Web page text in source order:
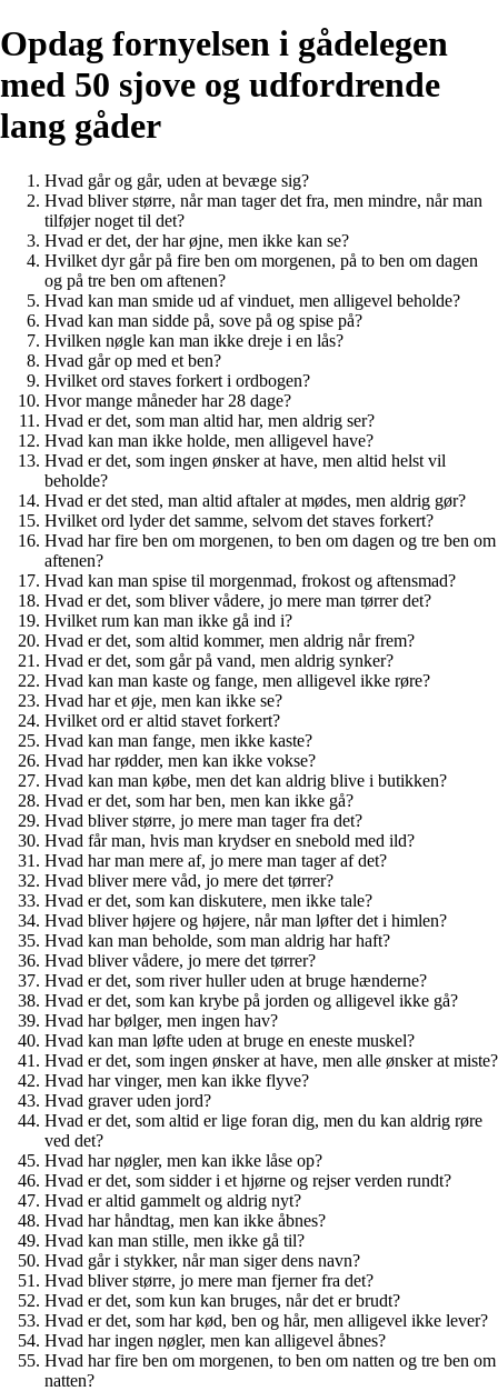
Opdag fornyelsen i gådelegen
med 50 sjove og udfordrende
lang gåder
Hvad går og går, uden at bevæge sig?
Hvad bliver større, når man tager det fra, men mindre, når man
tilføjer noget til det?
Hvad er det, der har øjne, men ikke kan se?
Hvilket dyr går på fire ben om morgenen, på to ben om dagen
og på tre ben om aftenen?
Hvad kan man smide ud af vinduet, men alligevel beholde?
Hvad kan man sidde på, sove på og spise på?
Hvilken nøgle kan man ikke dreje i en lås?
Hvad går op med et ben?
Hvilket ord staves forkert i ordbogen?
Hvor mange måneder har 28 dage?
Hvad er det, som man altid har, men aldrig ser?
Hvad kan man ikke holde, men alligevel have?
Hvad er det, som ingen ønsker at have, men altid helst vil
beholde?
Hvad er det sted, man altid aftaler at mødes, men aldrig gør?
Hvilket ord lyder det samme, selvom det staves forkert?
Hvad har fire ben om morgenen, to ben om dagen og tre ben om
aftenen?
Hvad kan man spise til morgenmad, frokost og aftensmad?
Hvad er det, som bliver vådere, jo mere man tørrer det?
Hvilket rum kan man ikke gå ind i?
Hvad er det, som altid kommer, men aldrig når frem?
Hvad er det, som går på vand, men aldrig synker?
Hvad kan man kaste og fange, men alligevel ikke røre?
Hvad har et øje, men kan ikke se?
Hvilket ord er altid stavet forkert?
Hvad kan man fange, men ikke kaste?
Hvad har rødder, men kan ikke vokse?
Hvad kan man købe, men det kan aldrig blive i butikken?
Hvad er det, som har ben, men kan ikke gå?
Hvad bliver større, jo mere man tager fra det?
Hvad får man, hvis man krydser en snebold med ild?
Hvad har man mere af, jo mere man tager af det?
Hvad bliver mere våd, jo mere det tørrer?
Hvad er det, som kan diskutere, men ikke tale?
Hvad bliver højere og højere, når man løfter det i himlen?
Hvad kan man beholde, som man aldrig har haft?
Hvad bliver vådere, jo mere det tørrer?
Hvad er det, som river huller uden at bruge hænderne?
Hvad er det, som kan krybe på jorden og alligevel ikke gå?
Hvad har bølger, men ingen hav?
Hvad kan man løfte uden at bruge en eneste muskel?
Hvad er det, som ingen ønsker at have, men alle ønsker at miste?
Hvad har vinger, men kan ikke flyve?
Hvad graver uden jord?
Hvad er det, som altid er lige foran dig, men du kan aldrig røre
ved det?
Hvad har nøgler, men kan ikke låse op?
Hvad er det, som sidder i et hjørne og rejser verden rundt?
Hvad er altid gammelt og aldrig nyt?
Hvad har håndtag, men kan ikke åbnes?
Hvad kan man stille, men ikke gå til?
Hvad går i stykker, når man siger dens navn?
Hvad bliver større, jo mere man fjerner fra det?
Hvad er det, som kun kan bruges, når det er brudt?
Hvad er det, som har kød, ben og hår, men alligevel ikke lever?
Hvad har ingen nøgler, men kan alligevel åbnes?
Hvad har fire ben om morgenen, to ben om natten og tre ben om
natten?